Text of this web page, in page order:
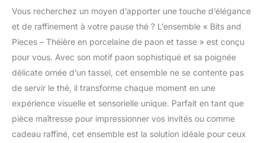
Vous recherchez un moyen d’apporter une touche d’élégance
et de raffinement à votre pause thé ? L’ensemble « Bits and
Pieces – Théière en porcelaine de paon et tasse » est conçu
pour vous. Avec son motif paon sophistiqué et sa poignée
délicate ornée d’un tassel, cet ensemble ne se contente pas
de servir le thé, il transforme chaque moment en une
expérience visuelle et sensorielle unique. Parfait en tant que
pièce maîtresse pour impressionner vos invités ou comme
cadeau raffiné, cet ensemble est la solution idéale pour ceux